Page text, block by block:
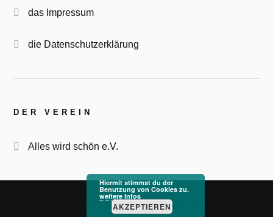
das Impressum
die Datenschutzerklärung
DER VEREIN
Alles wird schön e.V.
WORDPRESS &
THEME ERSTELLT VON
ANDERS NORÉN
Hiermit stimmst du der
Benutzung von Cookies zu.
weitere Infos
AKZEPTIEREN